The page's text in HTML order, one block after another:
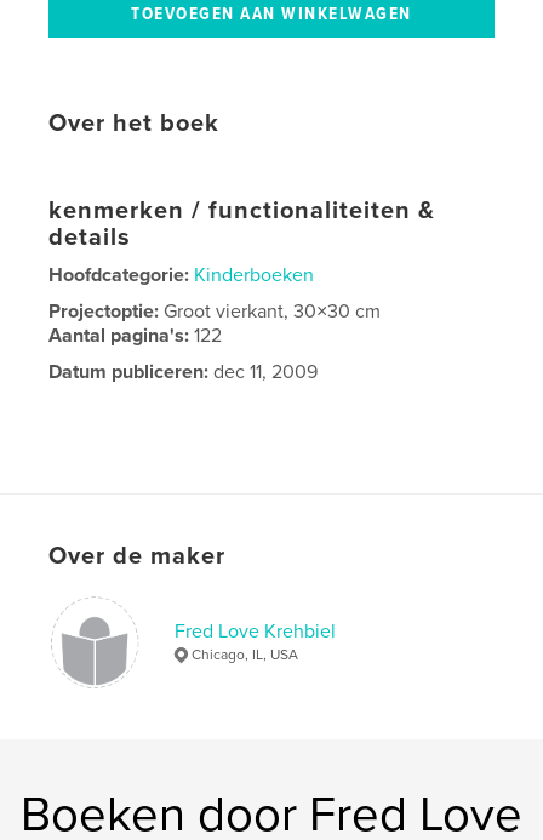
Over het boek
kenmerken / functionaliteiten &
details
Hoofdcategorie: Kinderboeken
Projectoptie: Groot vierkant, 30×30 cm
Aantal pagina's:122
Datum publiceren: dec 11, 2009
Over de maker
Fred Love Krehbiel
Chicago, IL, USA
Boeken door Fred Love